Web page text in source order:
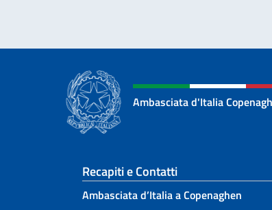
Ambasciata d'Italia
Sezione footer
Recapiti e Contatti
Ambasciata d’Italia a Copenaghen